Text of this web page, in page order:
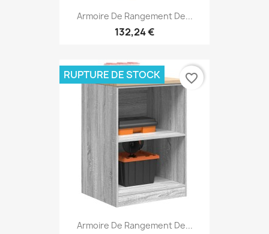
Armoire De Rangement De...
132,24 €
Armoire De Rangement De...
RUPTURE DE STOCK favorite_border